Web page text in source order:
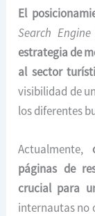
El
Search
estrategia de
al sector
visibilidad de
los diferentes
Actualmente,
páginas de
crucial para
internautas no